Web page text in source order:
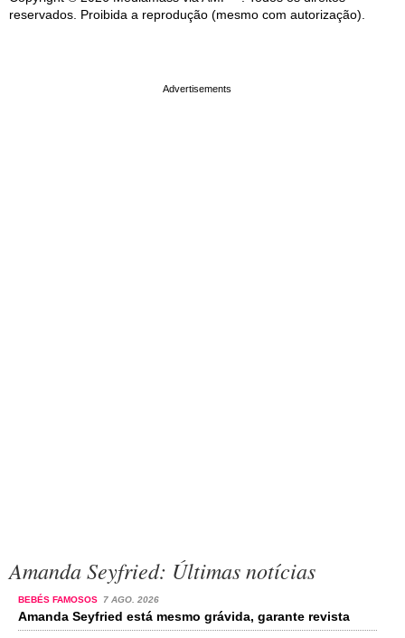
reservados. Proibida a reprodução (mesmo com autorização).
Amanda Seyfried: Últimas notícias
BEBÉS FAMOSOS 7 AGO. 2026
Amanda Seyfried está mesmo grávida, garante revista